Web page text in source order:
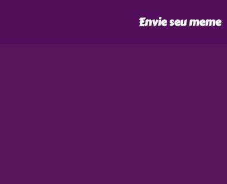
Envie seu meme